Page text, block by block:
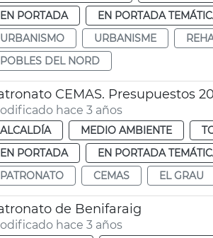
EN PORTADA
EN PORTADA
URBANISMO
URBANISME
POBLES DEL NORD
CEMAS. Presupuestos
hace 3 años
ALCALDÍA MEDIO AMBIENTE
EN PORTADA
EN PORTADA
PATRONATO
CEMAS EL GRAU
de Benifaraig
hace 3 años